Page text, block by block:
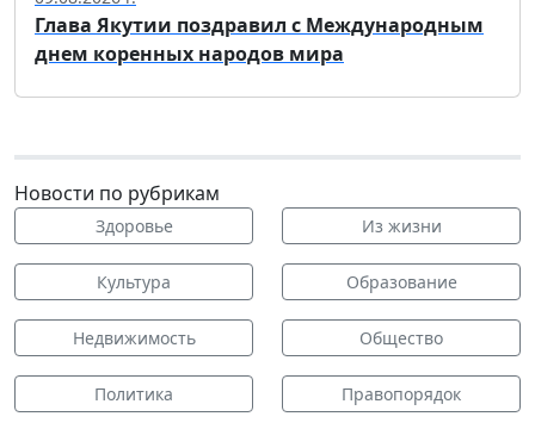
Глава Якутии поздравил с Международным
днем коренных народов мира
Новости по рубрикам
Здоровье Из жизни
Культура Образование
Недвижимость Общество
Политика Правопорядок